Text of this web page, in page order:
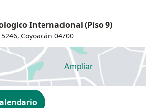
Internacional (Piso 9)
Coyoacán 04700
Ampliarse abre en una